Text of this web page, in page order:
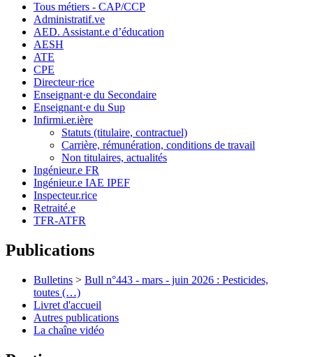
Tous métiers - CAP/CCP
Administratif.ve
AED. Assistant.e d’éducation
AESH
ATE
CPE
Directeur·rice
Enseignant·e du Secondaire
Enseignant·e du Sup
Infirmi.er.ière
Statuts (titulaire, contractuel)
Carrière, rémunération, conditions de travail
Non titulaires, actualités
Ingénieur.e FR
Ingénieur.e IAE IPEF
Inspecteur.rice
Retraité.e
TFR-ATFR
Publications
Bulletins > Bull n°443 - mars - juin 2026 : Pesticides,
toutes (…)
Livret d'accueil
Autres publications
La chaîne vidéo